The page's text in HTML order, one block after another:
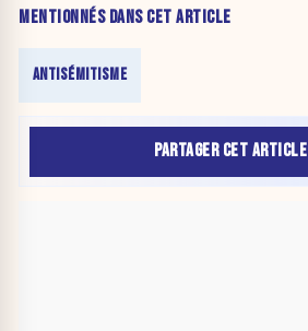
MENTIONNÉS DANS CET ARTICLE
ANTISÉMITISME
PARTAGER CET ARTICLE